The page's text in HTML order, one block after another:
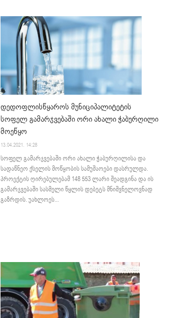
დედოფლისწყაროს მუნიციპალიტეტის
სოფელ გამარჯვებაში ორი ახალი ჭაბურღილი
მოეწყო
13.04.2021. 14:28
სოფელ გამარჯვებაში ორი ახალი ჭაბურღილისა და
სადაწნეო ქსელის მოწყობის სამუშაოები დასრულდა.
პროექტის ღირებულებამ 148 553 ლარი შეადგინა და ის
გამარჯვებაში სასმელი წყლის დებეტს მნიშვნელოვნად
გაზრდის. უახლოეს...